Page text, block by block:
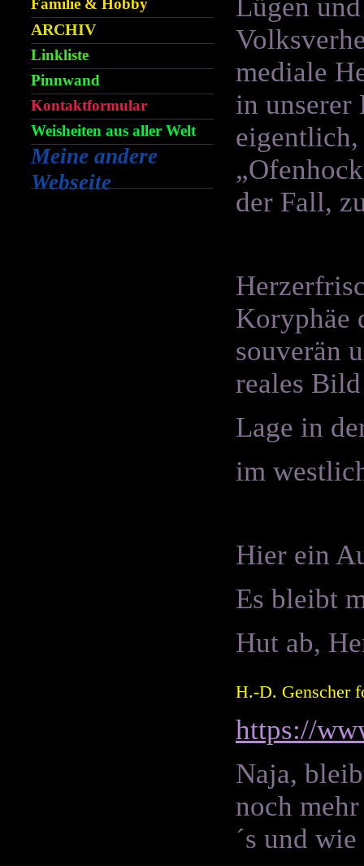
Familie & Hobby
ARCHIV
Linkliste
Pinnwand
Kontaktformular
Weisheiten aus aller Welt
Meine andere
Webseite
Lügen
mediale
in unserer
eigentlich,
der Fall,
Koryphäe
souverän
reales
Lage in
im
Hier ein
Es bleibt
Hut ab,
H.-D. Genscher
https://
Naja,
noch
´s und